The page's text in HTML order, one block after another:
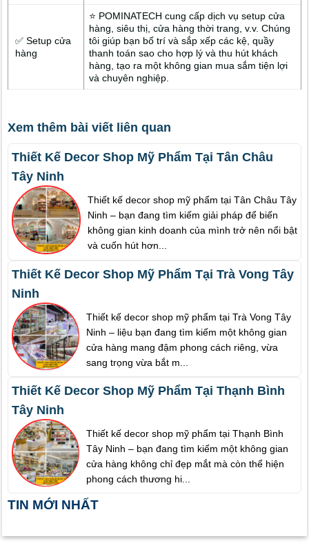
✅ Setup cửa
hàng
⭐ POMINATECH cung cấp dịch vụ setup cửa
hàng, siêu thị, cửa hàng thời trang, v.v. Chúng
tôi giúp bạn bố trí và sắp xếp các kệ, quầy
thanh toán sao cho hợp lý và thu hút khách
hàng, tạo ra một không gian mua sắm tiện lợi
và chuyên nghiệp.
Xem thêm bài viết liên quan
Thiết Kế Decor Shop Mỹ Phẩm Tại Tân Châu
Tây Ninh
Thiết kế decor shop mỹ phẩm tại Tân Châu Tây
Ninh – bạn đang tìm kiếm giải pháp để biến
không gian kinh doanh của mình trở nên nổi bật
và cuốn hút hơn...
Thiết Kế Decor Shop Mỹ Phẩm Tại Trà Vong Tây
Ninh
Thiết kế decor shop mỹ phẩm tại Trà Vong Tây
Ninh – liệu bạn đang tìm kiếm một không gian
cửa hàng mang đậm phong cách riêng, vừa
sang trọng vừa bắt m...
Thiết Kế Decor Shop Mỹ Phẩm Tại Thạnh Bình
Tây Ninh
Thiết kế decor shop mỹ phẩm tại Thạnh Bình
Tây Ninh – bạn đang tìm kiếm một không gian
cửa hàng không chỉ đẹp mắt mà còn thể hiện
phong cách thương hi...
TIN MỚI NHẤT